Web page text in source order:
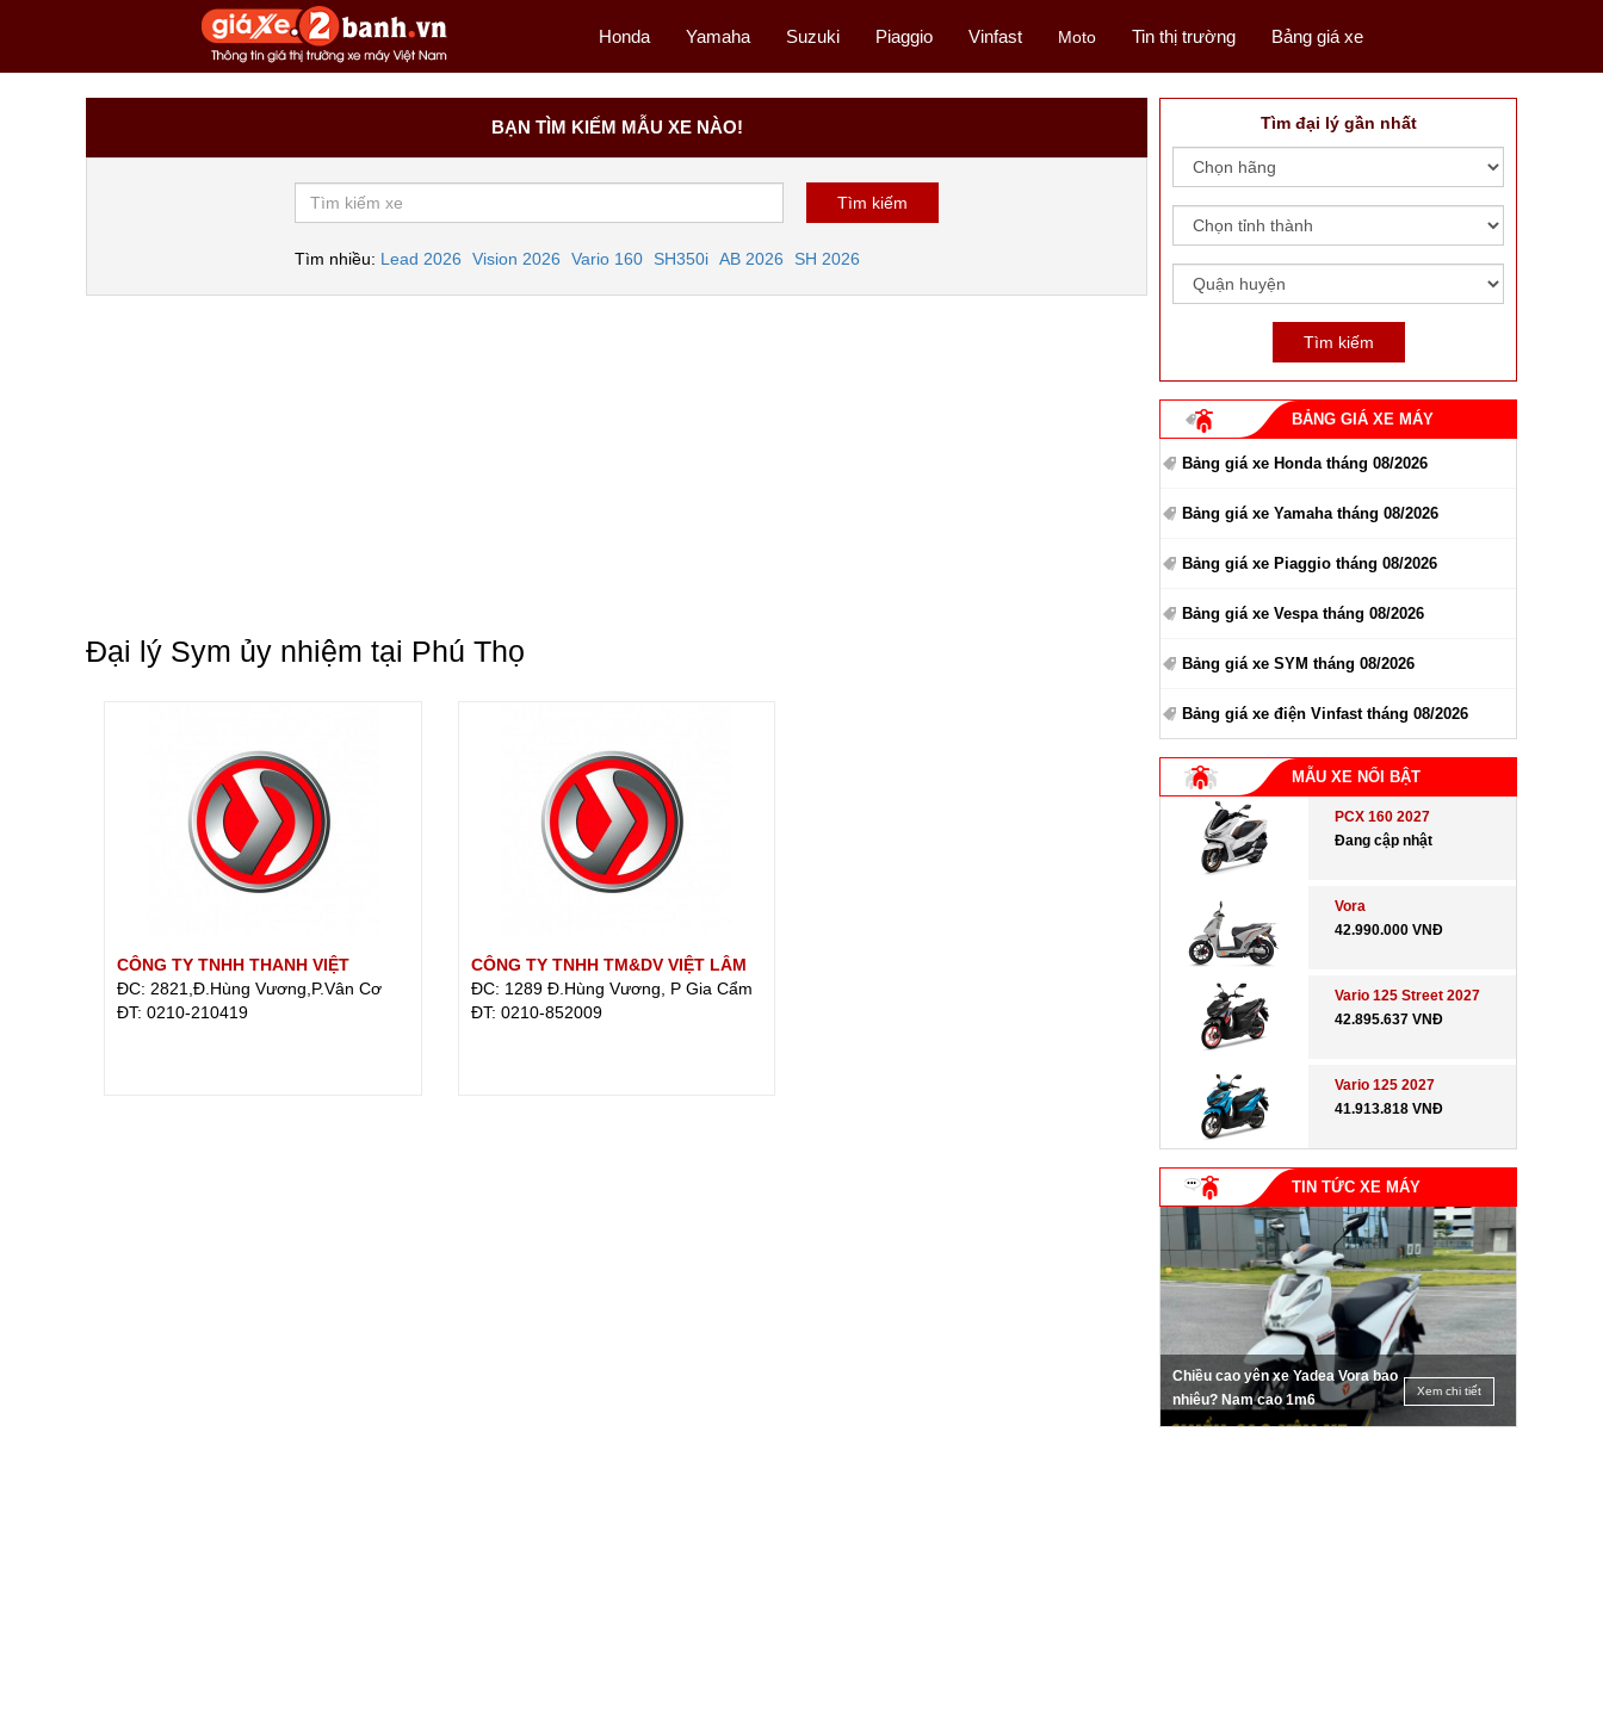
Honda Yamaha Suzuki Piaggio Vinfast Moto Tin thị trường Bảng giá xe
BẠN TÌM KIẾM MẪU XE NÀO!
Tìm nhiều: Lead 2026 Vision 2026 Vario 160 SH350i AB 2026 SH 2026
Đại lý Sym ủy nhiệm tại Phú Thọ
CÔNG TY TNHH THANH VIỆT
ĐC: 2821,Đ.Hùng Vương,P.Vân Cơ
ÐT: 0210-210419
CÔNG TY TNHH TM&DV VIỆT LÂM
ĐC: 1289 Đ.Hùng Vương, P Gia Cẩm
ÐT: 0210-852009
Tìm đại lý gần nhất
BẢNG GIÁ XE MÁY
Bảng giá xe Honda tháng 08/2026
Bảng giá xe Yamaha tháng 08/2026
Bảng giá xe Piaggio tháng 08/2026
Bảng giá xe Vespa tháng 08/2026
Bảng giá xe SYM tháng 08/2026
Bảng giá xe điện Vinfast tháng 08/2026
MẪU XE NỔI BẬT
PCX 160 2027
Đang cập nhật
Vora
42.990.000 VNĐ
Vario 125 Street 2027
42.895.637 VNĐ
Vario 125 2027
41.913.818 VNĐ
TIN TỨC XE MÁY
Chiều cao yên xe Yadea Vora bao
nhiêu? Nam cao 1m6
Xem chi tiết